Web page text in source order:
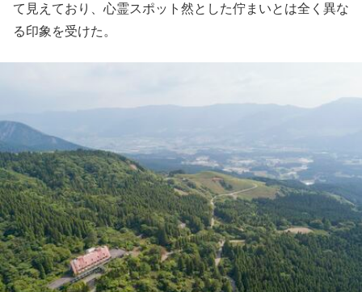
て見えており、心霊スポット然とした佇まいとは全く異な
る印象を受けた。